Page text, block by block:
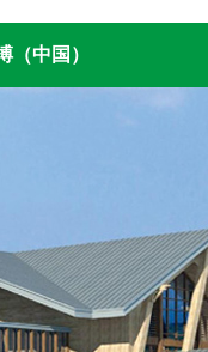
（中国）